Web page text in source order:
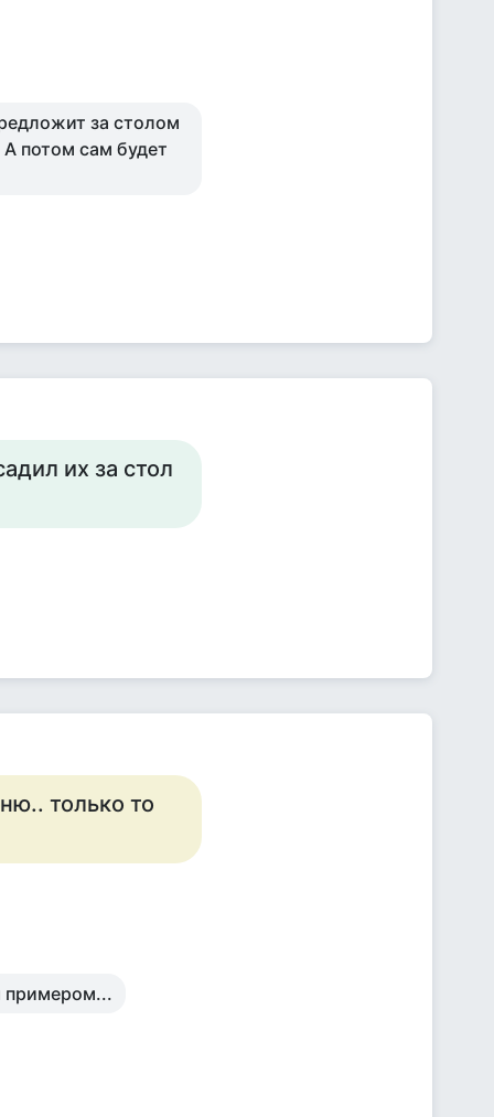
за столом
потом сам будет
их за стол
только то
примером...